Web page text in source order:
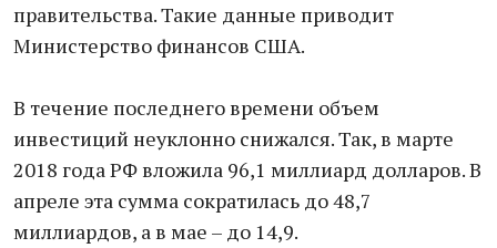
правительства. Такие данные приводит
Министерство финансов США.
В течение последнего времени объем
инвестиций неуклонно снижался. Так, в марте
2018 года РФ вложила 96,1 миллиард долларов. В
апреле эта сумма сократилась до 48,7
миллиардов, а в мае – до 14,9.